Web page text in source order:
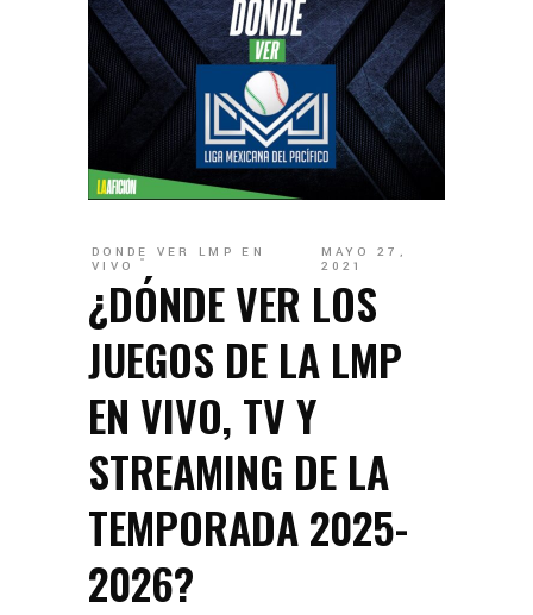
DONDE VER LMP EN
VIVO
MAYO 27,
2021
¿DÓNDE VER LOS
JUEGOS DE LA LMP
EN VIVO, TV Y
STREAMING DE LA
TEMPORADA 2025-
2026?